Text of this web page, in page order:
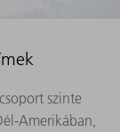
szinte
Amerikában,